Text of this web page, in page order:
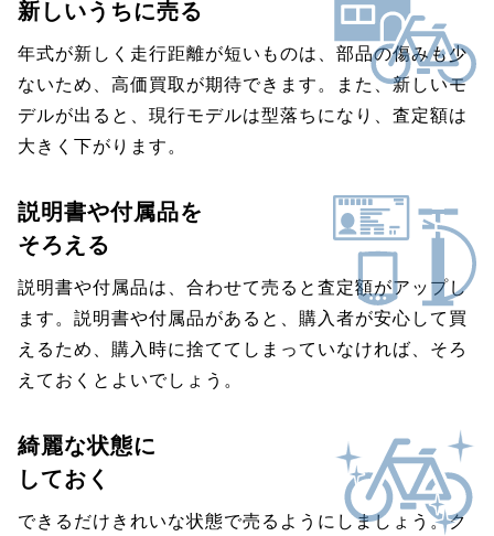
新しいうちに売る
年式が新しく走行距離が短いものは、部品の傷みも少
ないため、高価買取が期待できます。また、新しいモ
デルが出ると、現行モデルは型落ちになり、査定額は
大きく下がります。
説明書や付属品を
そろえる
説明書や付属品は、合わせて売ると査定額がアップし
ます。説明書や付属品があると、購入者が安心して買
えるため、購入時に捨ててしまっていなければ、そろ
えておくとよいでしょう。
綺麗な状態に
しておく
できるだけきれいな状態で売るようにしましょう。ク